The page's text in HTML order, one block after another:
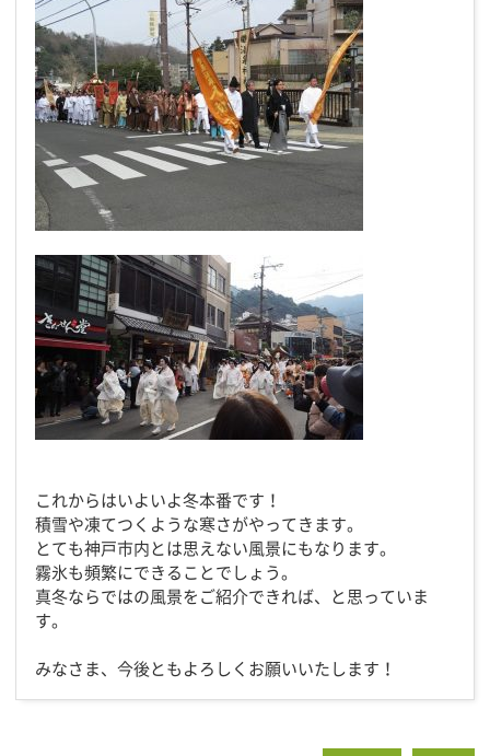
これからはいよいよ冬本番です！
積雪や凍てつくような寒さがやってきます。
とても神戸市内とは思えない風景にもなります。
霧氷も頻繁にできることでしょう。
真冬ならではの風景をご紹介できれば、と思っていま
す。
みなさま、今後ともよろしくお願いいたします！